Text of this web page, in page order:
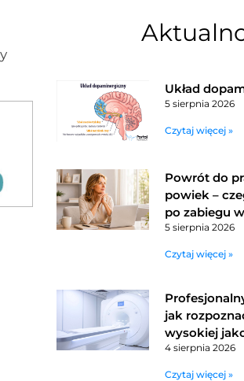
Układ
5 sierpnia 2026
Czytaj więcej »
Powrót do
powiek –
po zabiegu
5 sierpnia 2026
Czytaj więcej »
jak
wysokiej
4 sierpnia 2026
Czytaj więcej »